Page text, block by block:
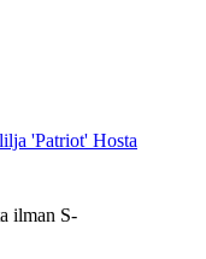
'Patriot' Hosta
ilman S-